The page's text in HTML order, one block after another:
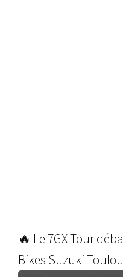
🔥 Le 7GX Tour
Bikes Suzuki